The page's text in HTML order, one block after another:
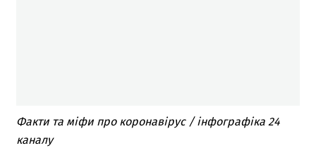
Факти та міфи про коронавірус / інфографіка 24
каналу